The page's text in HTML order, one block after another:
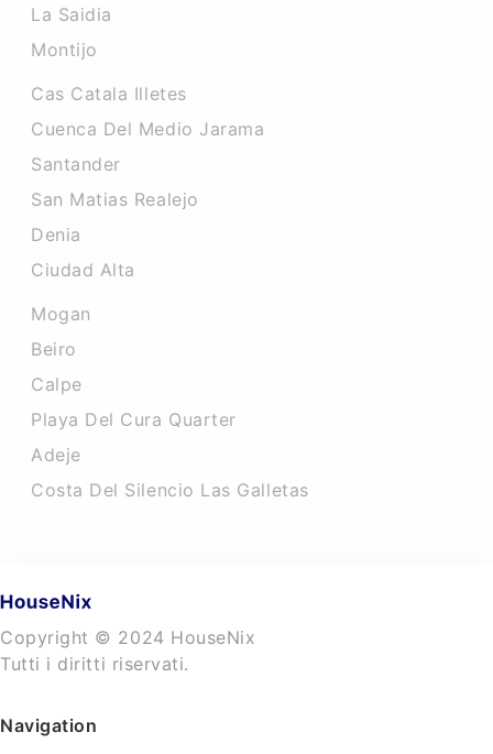
La Saidia
Montijo
Cas Catala Illetes
Cuenca Del Medio Jarama
Santander
San Matias Realejo
Denia
Ciudad Alta
Mogan
Beiro
Calpe
Playa Del Cura Quarter
Adeje
Costa Del Silencio Las Galletas
Copyright © 2024 HouseNix
Tutti i diritti riservati.
Navigation